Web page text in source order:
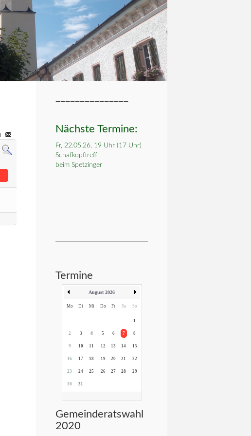
Nächste Termine:
Fr, 22.05.26, 19 Uhr (17 Uhr)
Schafkopftreff
beim Spetzinger
Termine
August 2026
Mo Di Mi Do Fr Sa So
1
2 3 4 5 6 7 8
9 10 11 12 13 14 15
16 17 18 19 20 21 22
23 24 25 26 27 28 29
30 31
Gemeinderatswahl
2020